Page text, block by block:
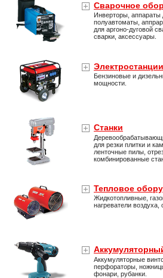
Сварочное
Инверторы, аппараты
полуавтоматы,
для аргоно-дуговой
сварки, аксессуары.
Электростанции
Бензиновые и
мощности.
Станки
для резки плитки и
ленточные пилы,
комбинированные
Тепловое
Жидкотопливные,
нагреватели воздуха,
Аккумуляторные
перфораторы,
фонари, рубанки.